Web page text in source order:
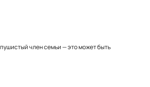
член семьи — это может быть